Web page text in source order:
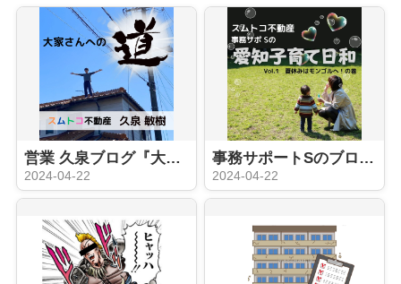
営業 久泉ブログ『大家さんへの道 ①』
2024-04-22
事務サポートSのブログ『え？日本にいながらにしてモンゴル旅？』
2024-04-22